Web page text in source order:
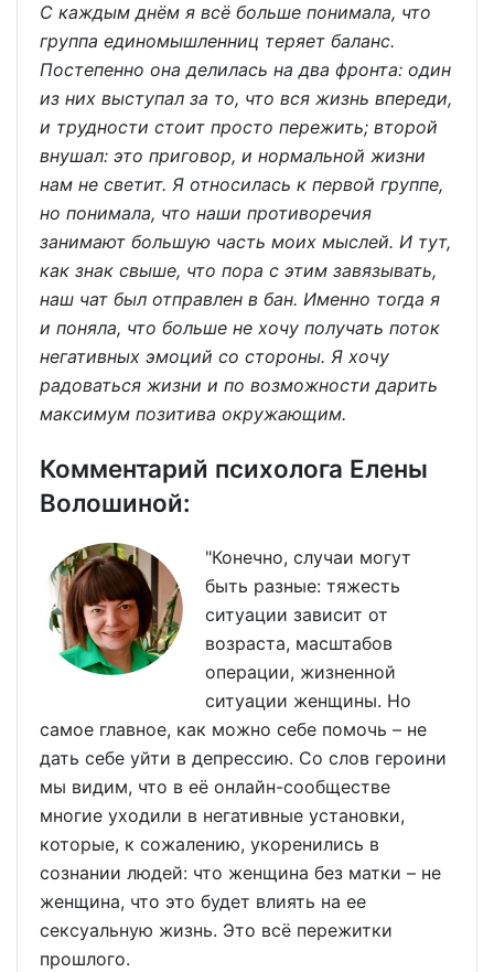
С каждым днём я всё больше понимала, что
группа единомышленниц теряет баланс.
Постепенно она делилась на два фронта: один
из них выступал за то, что вся жизнь впереди,
и трудности стоит просто пережить; второй
внушал: это приговор, и нормальной жизни
нам не светит. Я относилась к первой группе,
но понимала, что наши противоречия
занимают большую часть моих мыслей. И тут,
как знак свыше, что пора с этим завязывать,
наш чат был отправлен в бан. Именно тогда я
и поняла, что больше не хочу получать поток
негативных эмоций со стороны. Я хочу
радоваться жизни и по возможности дарить
максимум позитива окружающим.
Комментарий психолога Елены
Волошиной:
"Конечно, случаи могут
быть разные: тяжесть
ситуации зависит от
возраста, масштабов
операции, жизненной
ситуации женщины. Но
самое главное, как можно себе помочь – не
дать себе уйти в депрессию. Со слов героини
мы видим, что в её онлайн-сообществе
многие уходили в негативные установки,
которые, к сожалению, укоренились в
сознании людей: что женщина без матки – не
женщина, что это будет влиять на ее
сексуальную жизнь. Это всё пережитки
прошлого.